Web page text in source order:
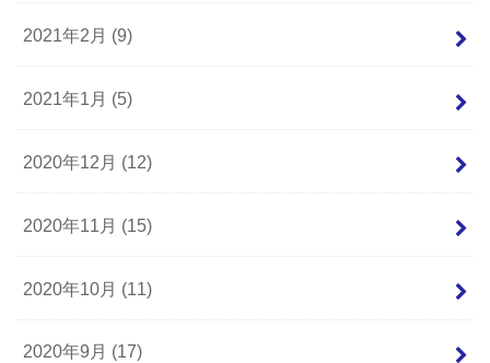
2021年2月 (9)
2021年1月 (5)
2020年12月 (12)
2020年11月 (15)
2020年10月 (11)
2020年9月 (17)